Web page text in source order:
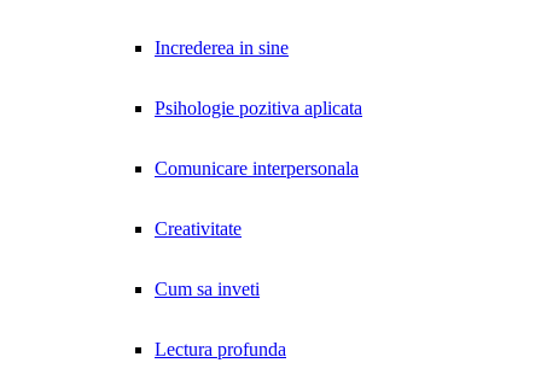
Increderea in sine
Psihologie pozitiva aplicata
Comunicare interpersonala
Creativitate
Cum sa inveti
Lectura profunda